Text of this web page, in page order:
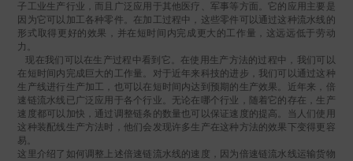
子工业生产行业，而且广泛应用于其他医疗、军事等方面。它的应用主要是
因为它可以加工各种零件。在加工过程中，这些零件可以通过这种流水线的
形式取得更好的效果，并在短时间内完成更大的工作量，这远远低于劳动
力。
现在我们可以在生产过程中看到它。在使用生产方法的过程中，我们可以
在短时间内完成巨大的工作量。对于近年来科技的进步，我们可以通过这种
生产线进行生产加工，也可以在短时间内达到预期的生产效果。近年来，倍
速链流水线已广泛应用于各个行业。无论在哪个行业，随着它的存在，生产
速度都可以加快，通过调整链条的数量也可以保证速度的提高。当人们使用
这种装配线生产方法时，他们会发现许多生产在这种方法的效果下变得更容
易。
这里介绍了如何调整上述倍速链流水线的速度，因为倍速链流水线运输货物